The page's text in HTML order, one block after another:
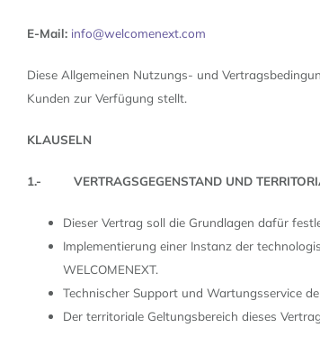
E-Mail: info@welcomenext.com
Diese Allgemeinen Nutzungs- und
Kunden zur Verfügung stellt.
KLAUSELN
1.- VERTRAGSGEGENSTAND UND
Dieser Vertrag soll die Grundlagen dafür
Implementierung einer Instanz der
WELCOMENEXT.
Technischer Support und Wartungsservice
Der territoriale Geltungsbereich dieses